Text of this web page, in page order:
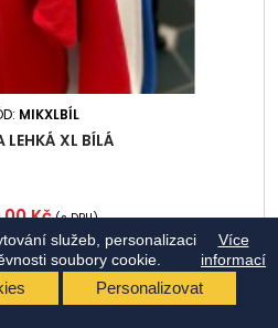
služeb, personalizaci
soubory cookie.
Více
informací
Personalizovat
MIKXLBÍL
LEHKÁ XL BÍLÁ
Kč (s DPH)
10.8.
Přidat do košíku